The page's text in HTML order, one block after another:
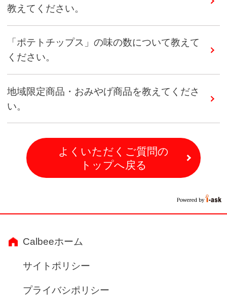
教えてください。
「ポテトチップス」の味の数について教えて
ください。
地域限定商品・おみやげ商品を教えてくださ
い。
よくいただくご質問の
トップへ戻る
Calbeeホーム
サイトポリシー
プライバシポリシー